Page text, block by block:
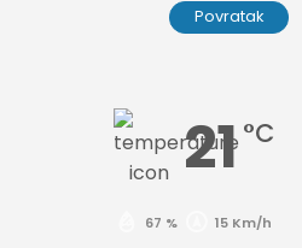
Povratak
21°C
67 % 15 Km/h